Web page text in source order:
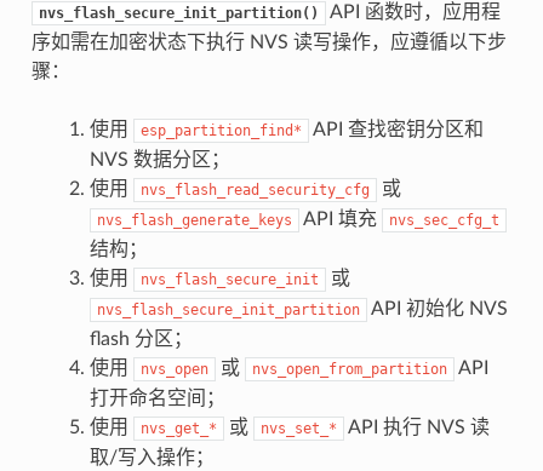
nvs_flash_secure_init_partition()
API 函数时，应用程
序如需在加密状态下执行 NVS 读写操作，应遵循以下步
骤：
使用 esp_partition_find*
API 查找密钥分区和
NVS 数据分区；
使用
nvs_flash_read_security_cfg 或
nvs_flash_generate_keys API 填充 nvs_sec_cfg_t
结构；
使用
nvs_flash_secure_init 或
nvs_flash_secure_init_partition
API 初始化 NVS
flash 分区；
使用
nvs_open 或 nvs_open_from_partition
API
打开命名空间；
使用
nvs_get_* 或 nvs_set_*
API 执行 NVS 读
取/写入操作；